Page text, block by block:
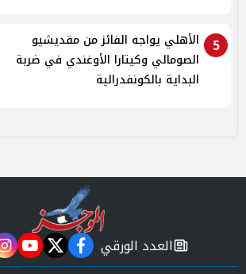
5
الأهلي يواجه الفائز من مقديشيو
الصومالي وكيتارا الأوغندي في ضربة
البداية بالكونفدرالية
newspaper
العدد الورقي facebook
twitter